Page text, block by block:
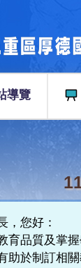
導覽
，您好：
育品質及掌
助於制訂相關